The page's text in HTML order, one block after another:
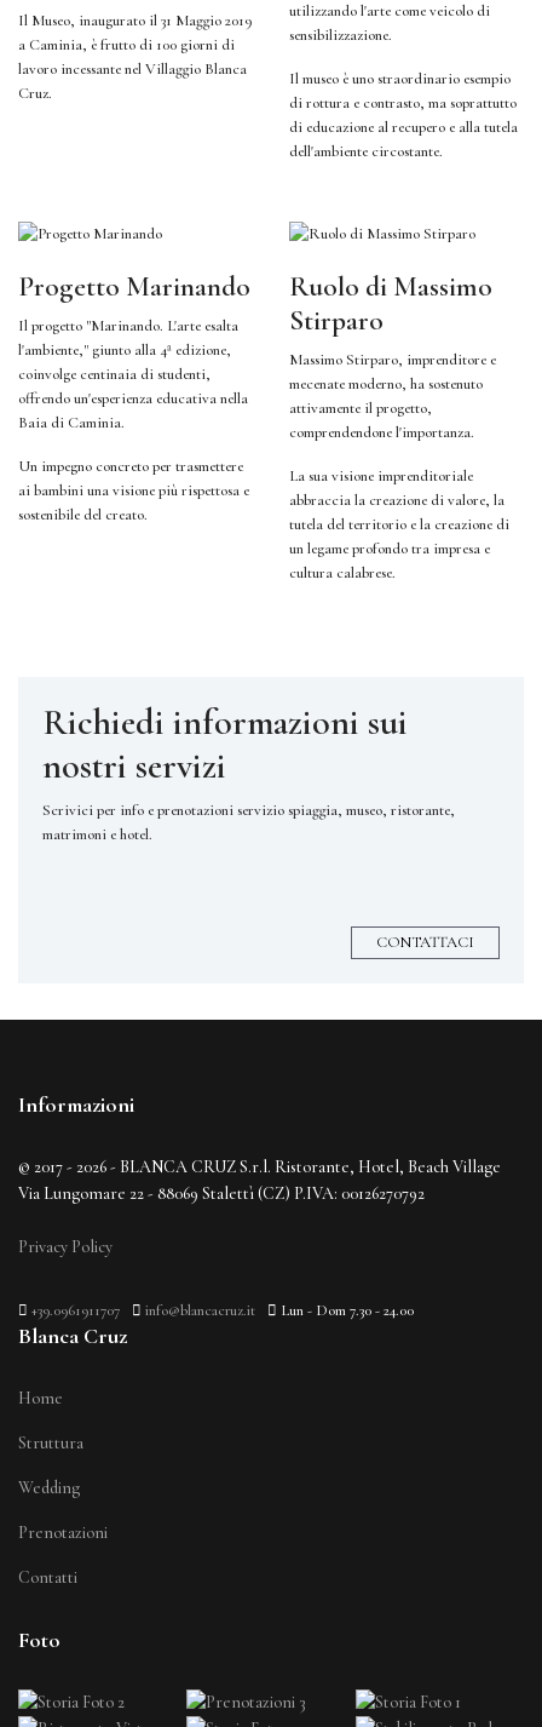
Il Museo, inaugurato il 31 Maggio 2019
a Caminia, è frutto di 100 giorni di
lavoro incessante nel Villaggio Blanca
Cruz.
utilizzando l'arte come veicolo di
sensibilizzazione.
Il museo è uno straordinario esempio
di rottura e contrasto, ma soprattutto
di educazione al recupero e alla tutela
dell'ambiente circostante.
Progetto Marinando
Il progetto "Marinando. L'arte esalta
l'ambiente," giunto alla 4ª edizione,
coinvolge centinaia di studenti,
offrendo un'esperienza educativa nella
Baia di Caminia.
Un impegno concreto per trasmettere
ai bambini una visione più rispettosa e
sostenibile del creato.
Ruolo di Massimo
Stirparo
Massimo Stirparo, imprenditore e
mecenate moderno, ha sostenuto
attivamente il progetto,
comprendendone l'importanza.
La sua visione imprenditoriale
abbraccia la creazione di valore, la
tutela del territorio e la creazione di
un legame profondo tra impresa e
cultura calabrese.
Richiedi informazioni sui
nostri servizi
Scrivici per info e prenotazioni servizio spiaggia, museo, ristorante,
matrimoni e hotel.
CONTATTACI
Informazioni
© 2017 - 2026 - BLANCA CRUZ S.r.l. Ristorante, Hotel, Beach Village
Via Lungomare 22 - 88069 Stalettì (CZ) P.IVA: 00126270792
Privacy Policy
+39.0961911707 info@blancacruz.it Lun - Dom 7.30 - 24.00
Blanca Cruz
Home
Struttura
Wedding
Prenotazioni
Contatti
Foto